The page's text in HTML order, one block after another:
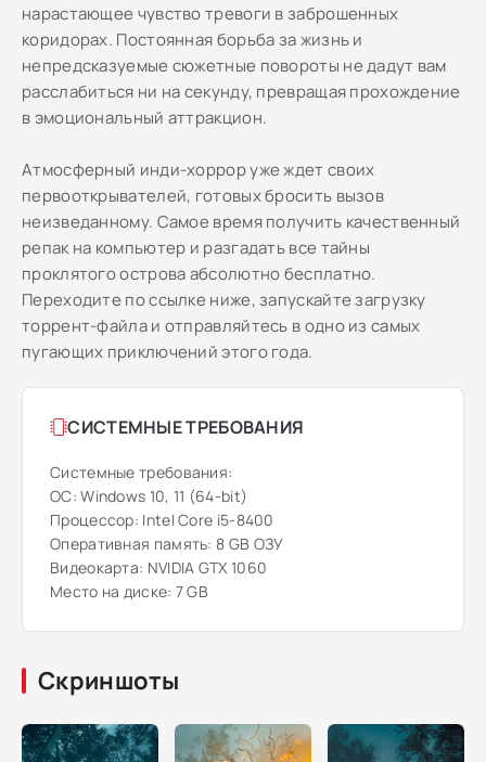
нарастающее чувство тревоги в заброшенных
коридорах. Постоянная борьба за жизнь и
непредсказуемые сюжетные повороты не дадут вам
расслабиться ни на секунду, превращая прохождение
в эмоциональный аттракцион.
Атмосферный инди-хоррор уже ждет своих
первооткрывателей, готовых бросить вызов
неизведанному. Самое время получить качественный
репак на компьютер и разгадать все тайны
проклятого острова абсолютно бесплатно.
Переходите по ссылке ниже, запускайте загрузку
торрент-файла и отправляйтесь в одно из самых
пугающих приключений этого года.
СИСТЕМНЫЕ ТРЕБОВАНИЯ
Системные требования:
ОС: Windows 10, 11 (64-bit)
Процессор: Intel Core i5-8400
Оперативная память: 8 GB ОЗУ
Видеокарта: NVIDIA GTX 1060
Место на диске: 7 GB
Скриншоты